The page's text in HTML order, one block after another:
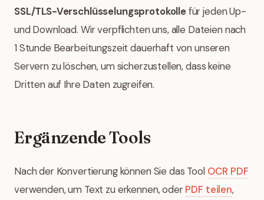
SSL/TLS-Verschlüsselungsprotokollefür jeden Up-
und Download. Wir verpflichten uns, alle Dateien nach
1 Stunde Bearbeitungszeit dauerhaft von unseren
Servern zu löschen, um sicherzustellen, dass keine
Dritten auf Ihre Daten zugreifen.
Ergänzende Tools
Nach der Konvertierung können Sie das Tool OCR PDF
verwenden, um Text zu erkennen, oderPDF teilen,